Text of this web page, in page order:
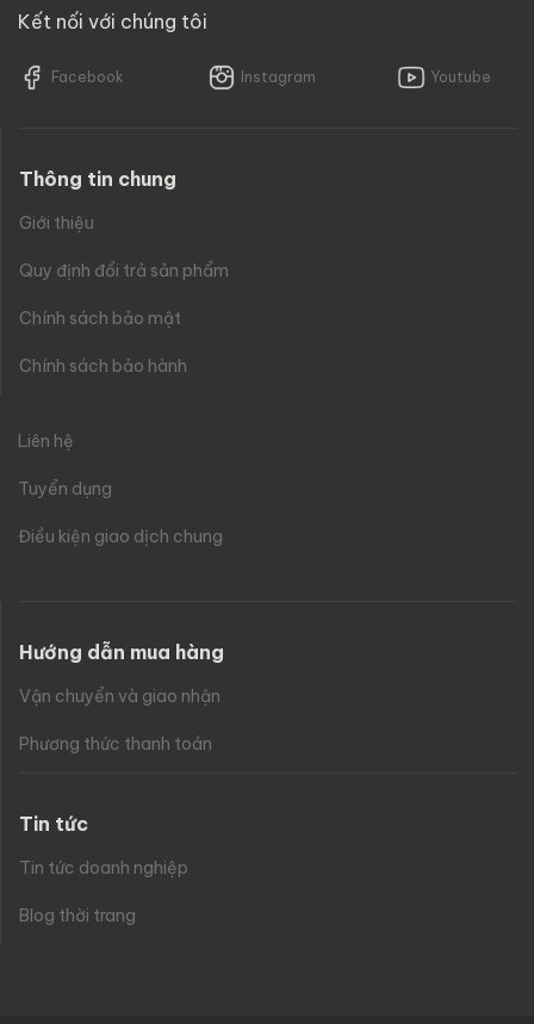
Kết nối với chúng tôi
Facebook Instagram Youtube
Thông tin chung
Giới thiệu
Quy định đổi trả sản phẩm
Chính sách bảo mật
Chính sách bảo hành
Liên hệ
Tuyển dụng
Điều kiện giao dịch chung
Hướng dẫn mua hàng
Vận chuyển và giao nhận
Phương thức thanh toán
Tin tức
Tin tức doanh nghiệp
Blog thời trang